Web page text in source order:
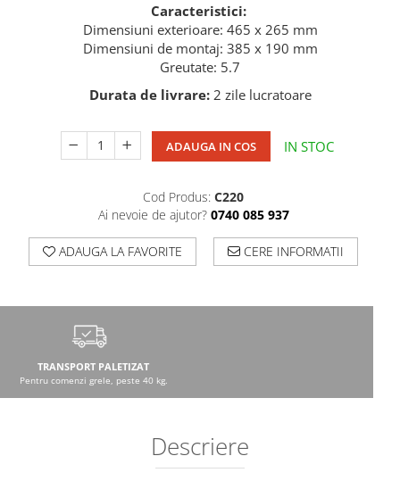
Caracteristici:
Dimensiuni exterioare: 465 x 265 mm
Dimensiuni de montaj: 385 x 190 mm
Greutate: 5.7
Durata de livrare:2 zile lucratoare
ADAUGA IN COS IN STOC
Cod Produs: C220
Ai nevoie de ajutor? 0740 085 937
ADAUGA LA FAVORITE CERE INFORMATII
TRANSPORT PALETIZAT
Pentru comenzi grele, peste 40 kg.
Descriere